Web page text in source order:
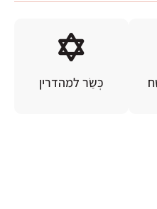
כְּשַׂר למהדרין